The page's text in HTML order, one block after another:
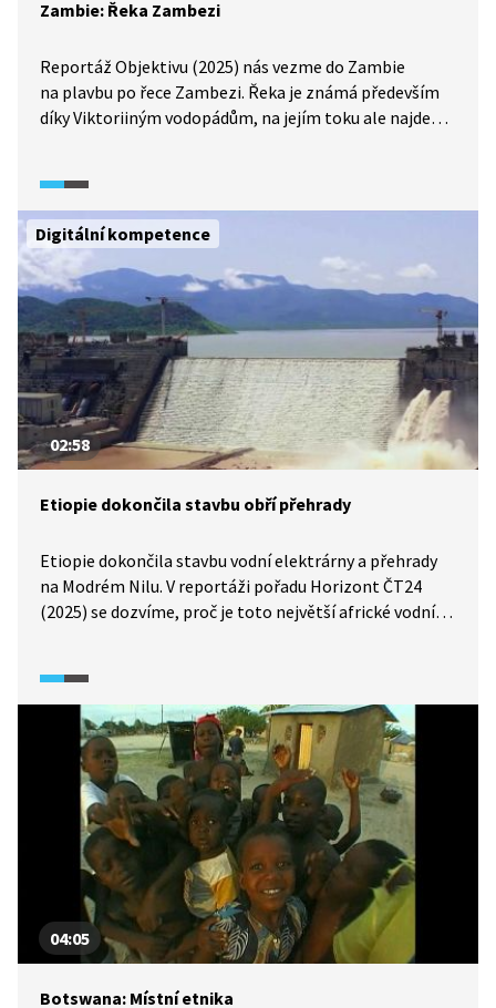
Zambie: Řeka Zambezi
Reportáž Objektivu (2025) nás vezme do Zambie
na plavbu po řece Zambezi. Řeka je známá především
díky Viktoriiným vodopádům, na jejím toku ale najdeme
Zambezi nejen pro turisty, ale zejména pro tamní
obyvatele a ekosystém. Kvůli klimatické změně však
čelí řeka a život v ní i jejím okolí mnoha problémům
a výzvám.
Digitální kompetence
02:58
Etiopie dokončila stavbu obří přehrady
Etiopie dokončila stavbu vodní elektrárny a přehrady
na Modrém Nilu. V reportáži pořadu Horizont ČT24
(2025) se dozvíme, proč je toto největší africké vodní
04:05
Botswana: Místní etnika